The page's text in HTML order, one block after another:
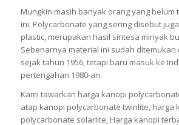
Mungkin masih banyak orang yang belum
ini. Polycarbonate yang sering disebut
plastic, merupakan hasil sintesa minyak
Sebenarnya material ini sudah ditemukan
sejak tahun 1956, tetapi baru masuk ke
pertengahan 1980-an.
Kami tawarkan harga kanopi
atap kanopi polycarbonate twinlite, harga
polycarbonate solarlite, Harga kanopi